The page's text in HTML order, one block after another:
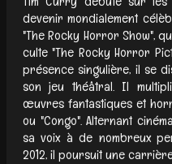
devenir mondialement
"The Rocky Horror Show",
culte "The Rocky Horror
présence singulière, il se
son jeu théâtral. Il
œuvres fantastiques et
ou "Congo". Alternant
sa voix à de nombreux
2012, il poursuit une